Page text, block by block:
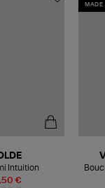
€
Intuition
MADE